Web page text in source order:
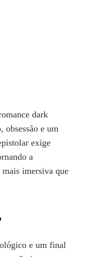
dark
obsessão e um
exige
a
imersiva que
e um final